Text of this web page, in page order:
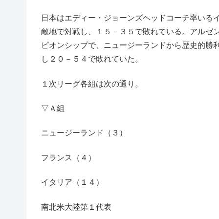
日本はエディー・ジョーンズヘッドコーチ率い
敵地で対戦し、１５－３５で敗れている。アルゼ
ピオンシップで、ニュージーランドから歴史的
し２０－５４で敗れていた。
１次リーグ各組は次の通り。
▽Ａ組
ニュージーランド（３）
フランス（４）
イタリア（１４）
南北米大陸第１代表